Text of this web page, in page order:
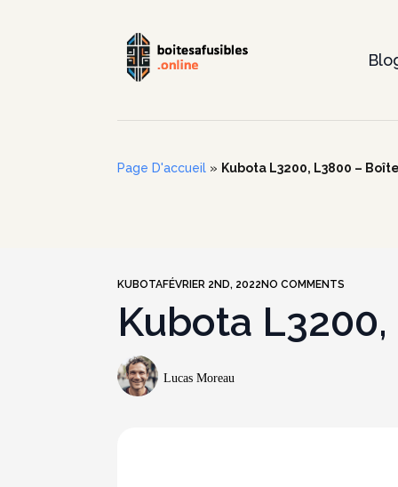
Page D'accueil » Kubota L3200, L3800 –
KUBOTAFÉVRIER 2ND, 2022 NO COMMENTS
Kubota
Lucas Moreau